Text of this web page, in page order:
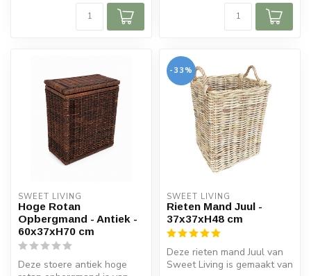
SWEET LIVING
Hoge Rotan
Opbergmand - Antiek -
60x37xH70 cm
Deze stoere antiek hoge
-33%
SWEET LIVING
Rieten Mand Juul -
37x37xH48 cm
Deze rieten mand Juul van
Sweet Living is gemaakt van